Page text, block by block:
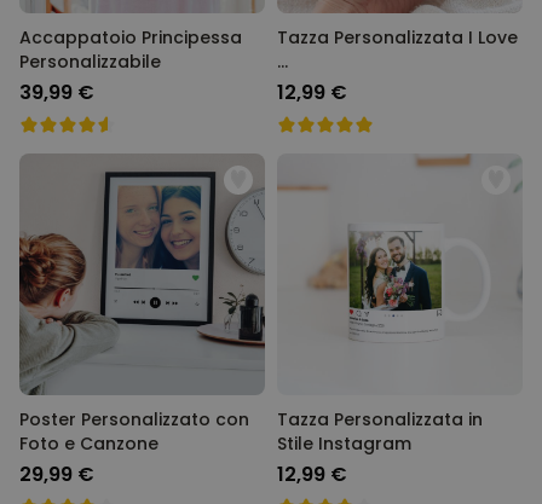
Accappatoio Principessa
Personalizzabile
39,99 €
Tazza Personalizzata I Love
...
12,99 €
Poster Personalizzato con
Foto e Canzone
29,99 €
Tazza Personalizzata in
Stile Instagram
12,99 €